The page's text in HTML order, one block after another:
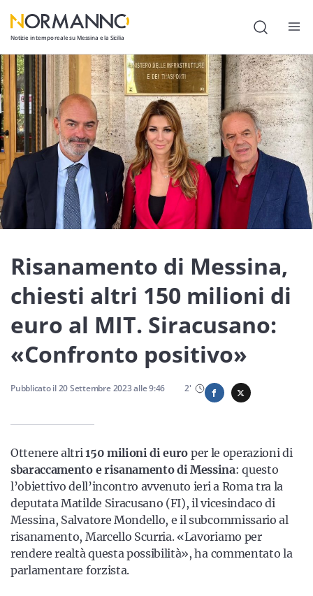
Notizie in tempo reale su Messina e la Sicilia
Attualità
Cronaca
Politica
Cultura
Lavoro
Società
Economia
Sport
Sicilia
Servizi
Resta sempre aggiornato con le ultime news, iscriviti alla
nostra newsletter
Iscriviti
Risanamento di Messina,
chiesti altri 150 milioni di
euro al MIT. Siracusano:
«Confronto positivo»
Pubblicato il20 Settembre 2023alle9:46 2'
Ottenere altri150 milioni di euro per le operazioni di
sbaraccamento e risanamento di Messina: questo
l’obiettivo dell’incontro avvenuto ieri a Roma tra la
deputata Matilde Siracusano (FI), il vicesindaco di
Messina, Salvatore Mondello, e il subcommissario al
risanamento, Marcello Scurria. «Lavoriamo per
rendere realtà questa possibilità», ha commentato la
parlamentare forzista.